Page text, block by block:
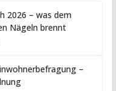
2026 – was dem
Nägeln brennt
–